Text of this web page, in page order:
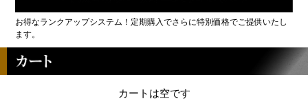
お得なランクアップシステム！定期購入でさらに特別価格でご提供いたし
ます。
カートは空です